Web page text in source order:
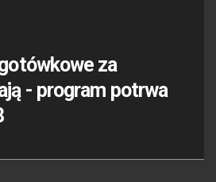
za
- program potrwa